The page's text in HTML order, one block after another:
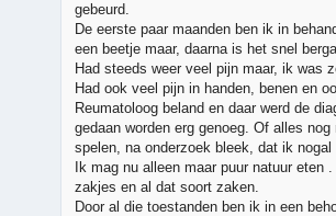
gebeurd.
De eerste paar maanden ben ik in
een beetje maar, daarna is het snel
Had steeds weer veel pijn maar, ik was
Had ook veel pijn in handen, benen en
Reumatoloog beland en daar werd de
gedaan worden erg genoeg. Of alles
spelen, na onderzoek bleek, dat ik
Ik mag nu alleen maar puur natuur
zakjes en al dat soort zaken.
Door al die toestanden ben ik in een